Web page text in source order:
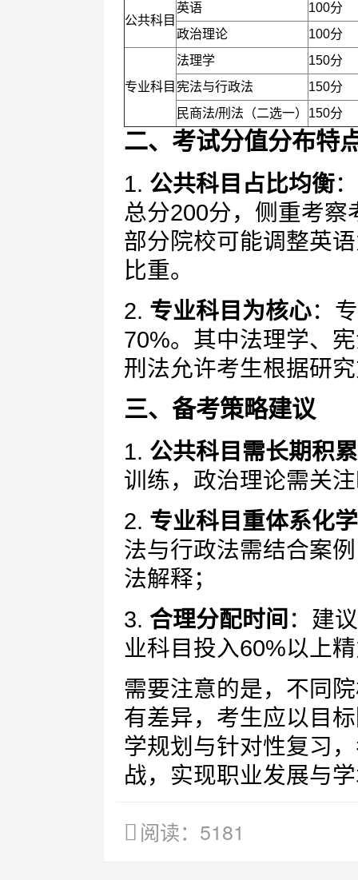
公共科目
英语
100分
政治理论
100分
专业科目
法理学
150分
宪法与行政法
150分
民商法/刑法（二选一）
150分
二、考试分值分布特
1. 公共科目占比均衡
总分200分，侧重考
部分院校可能调整英
比重。
2. 专业科目为核心：
70%。其中法理学、
刑法允许考生根据研
三、备考策略建议
1. 公共科目需长期积累
训练，政治理论需关
2. 专业科目重体系化
法与行政法需结合案
法解释；
3. 合理分配时间 ：建
业科目投入60%以上
需要注意的是，不同
有差异，考生应以目
学规划与针对性复习
战，实现职业发展与
阅读：5181